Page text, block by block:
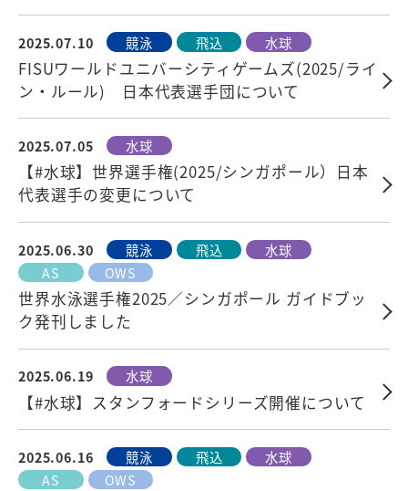
2025.07.10 競泳 飛込 水球
FISUワールドユニバーシティゲームズ(2025/ライ
ン・ルール) 日本代表選手団について
2025.07.05 水球
【#水球】世界選手権(2025/シンガポール）日本
代表選手の変更について
2025.06.30 競泳 飛込
水球
AS
OWS
世界水泳選手権2025／シンガポール ガイドブッ
ク発刊しました
2025.06.19 水球
【#水球】スタンフォードシリーズ開催について
2025.06.16 競泳 飛込
水球
AS
OWS